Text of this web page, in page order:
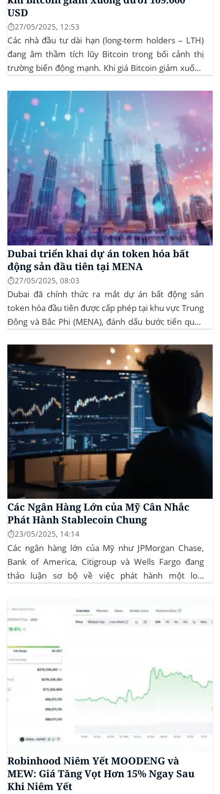
USD
⏱️27/05/2025, 12:53
Các nhà đầu tư dài hạn (long-term holders – LTH)
đang âm thầm tích lũy Bitcoin trong bối cảnh thị
trường biến động mạnh. Khi giá Bitcoin giảm xuống
khiến hơn 185 triệu USD vị thế mua bị xóa...
Dubai triển khai dự án token hóa bất
động sản đầu tiên tại MENA
⏱️27/05/2025, 08:03
Dubai đã chính thức ra mắt dự án bất động sản
token hóa đầu tiên được cấp phép tại khu vực Trung
Đông và Bắc Phi (MENA), đánh dấu bước tiến quan
vào lĩnh vực bất động sản. Dự án này là...
Các Ngân Hàng Lớn của Mỹ Cân Nhắc
Phát Hành Stablecoin Chung
⏱️23/05/2025, 14:14
Các ngân hàng lớn của Mỹ như JPMorgan Chase,
Bank of America, Citigroup và Wells Fargo đang
thảo luận sơ bộ về việc phát hành một loại
tiền điện tử. Các...
Robinhood Niêm Yết MOODENG và
MEW: Giá Tăng Vọt Hơn 15% Ngay Sau
Khi Niêm Yết